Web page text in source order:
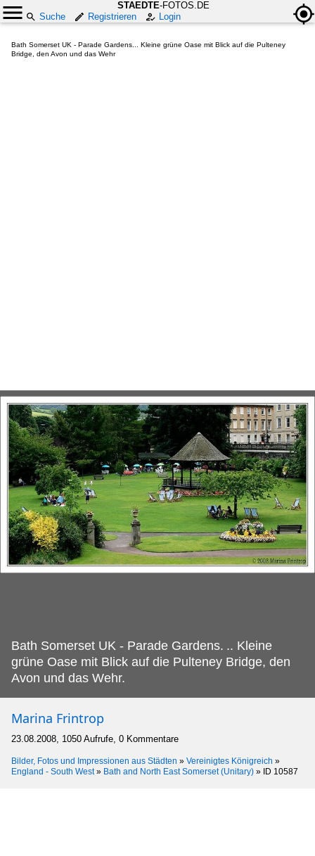
STAEDTE-FOTOS.DE
Suche
Registrieren Login
Bath Somerset UK - Parade Gardens... Kleine grüne Oase mit Blick auf die Pulteney
Bridge, den Avon und das Wehr
Bath Somerset UK - Parade Gardens. .. Kleine
grüne Oase mit Blick auf die Pulteney Bridge, den
Avon und das Wehr.
Marina Frintrop
23.08.2008, 1050 Aufrufe, 0 Kommentare
Bilder, Fotos und Impressionen aus Städten » Vereinigtes Königreich »
England - South West» Bath and North East Somerset (Unitary) » ID 10587